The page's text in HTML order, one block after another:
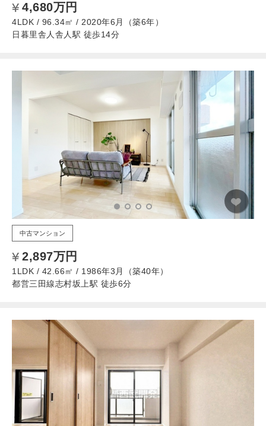
4,680万円
4LDK / 96.34㎡ / 2020年6月（築6年）
日暮里舎人舎人駅 徒歩14分
中古マンション
2,897万円
1LDK / 42.66㎡ / 1986年3月（築40年）
都営三田線志村坂上駅 徒歩6分